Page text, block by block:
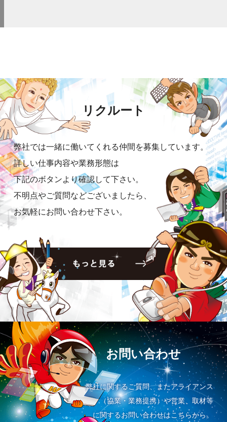
リクルート
弊社では一緒に働いてくれる仲間を募集しています。
詳しい仕事内容や業務形態は
下記のボタンより確認して下さい。
不明点やご質問などございましたら、
お気軽にお問い合わせ下さい。
お問い合わせ
弊社に関するご質問、またアライアンス
（協業・業務提携）や営業、取材等
に関するお問い合わせはこちらから。